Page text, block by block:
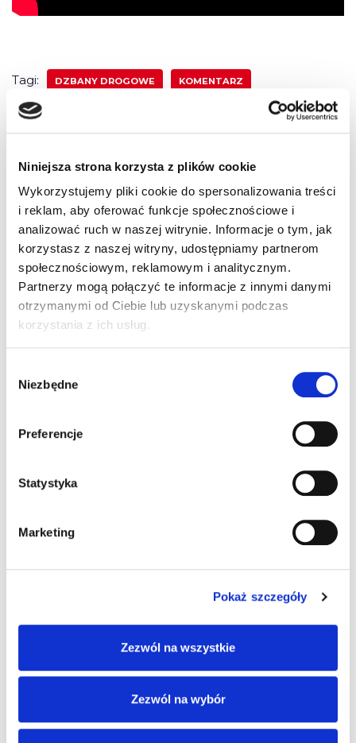
Niniejsza strona korzysta z plików cookie
Wykorzystujemy pliki cookie do spersonalizowania treści
i reklam, aby oferować funkcje społecznościowe i
analizować ruch w naszej witrynie. Informacje o tym, jak
korzystasz z naszej witryny, udostępniamy partnerom
społecznościowym, reklamowym i analitycznym.
Partnerzy mogą połączyć te informacje z innymi danymi
otrzymanymi od Ciebie lub uzyskanymi podczas
korzystania z ich usług.
zgody
Niezbędne
Preferencje
Statystyka
Marketing
Pokaż szczegóły
Zezwól na wszystkie
Zezwól na wybór
Tagi: DZBANY DROGOWE KOMENTARZ
LINIA CIĄGŁA
4 komentarze do “Polski klasyk –
Dzbany drogowe z naszym
komentarzem”
management/phenq-reviews/
Możliwość komentowania została wyłączona.